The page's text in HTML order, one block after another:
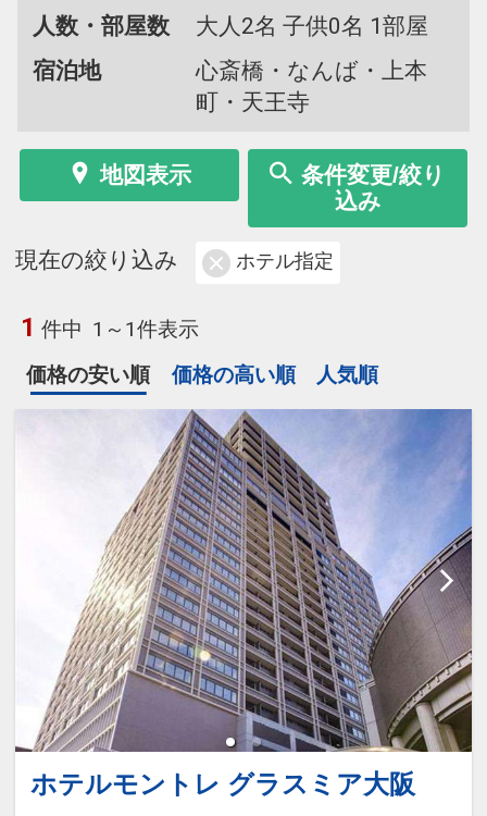
人数・部屋数
大人2名 子供0名 1部屋
宿泊地
心斎橋・なんば・上本
町・天王寺
地図表示
条件変更/絞り
込み
現在の絞り込み ホテル指定
1 件中 1～1件表示
価格の安い順
価格の高い順 人気順
ホテルモントレ グラスミア大阪